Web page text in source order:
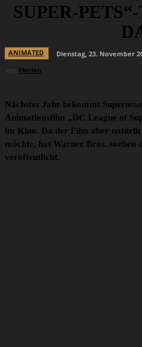
SUPER-
ANIMATED
Dienstag, 23. November
von Florian
Nächstes Jahr bekommt
Animationsfilm „DC League of
im Kino. Da der Film aber
möchte, hat Warner Bros. soeben
veröffentlicht.